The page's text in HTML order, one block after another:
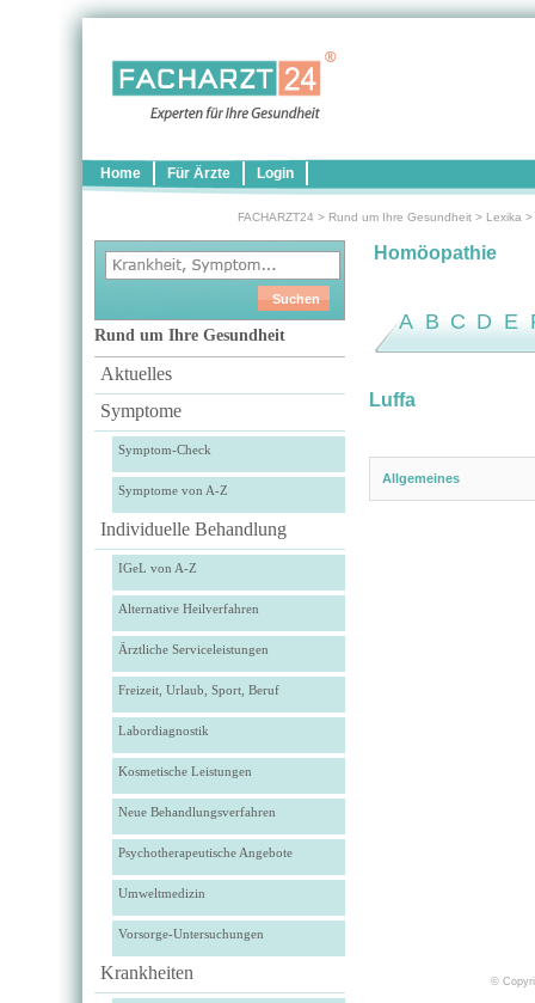
Home Für Ärzte Login
FACHARZT24 > Rund um Ihre Gesundheit > Lexika >
Rund um Ihre Gesundheit
Aktuelles
Symptome
Symptom-Check
Symptome von A-Z
Individuelle Behandlung
IGeL von A-Z
Alternative Heilverfahren
Ärztliche Serviceleistungen
Freizeit, Urlaub, Sport, Beruf
Labordiagnostik
Kosmetische Leistungen
Neue Behandlungsverfahren
Psychotherapeutische Angebote
Umweltmedizin
Vorsorge-Untersuchungen
Krankheiten
Homöopathie
A B C D E
Luffa
Allgemeines
©